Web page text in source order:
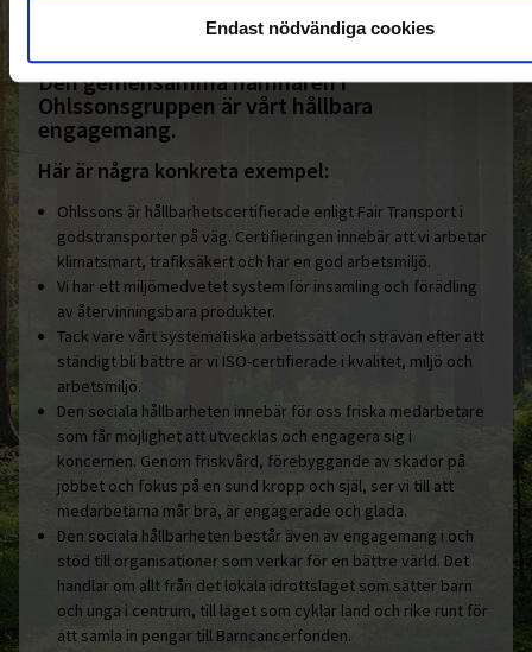
Endast nödvändiga cookies
HELT ENKELT HÅLLBART
Den gemensamma nämnaren i
Ohlssonsgruppen är vårt hållbara
engagemang.
Här är några konkreta exempel:
Ohlssons är hållbarhetscertifierade enligt Fair Transport i
godstransporter på väg. Certifieringen innebär att vi arbetar
klimatsmart, trafiksäkert och har en god arbetsmiljö.
Vi har ett miljömedvetet system för insamling och förädling
av återvinningsbara produkter.
Tack vare vårt systematiska arbetssätt och strävan efter att
ständigt bli bättre är vi ISO-certifierade i kvalitet, miljö och
arbetsmiljö.
Den sociala hållbarheten innebär för oss friska medarbetare
som får möjlighet att utvecklas och engagera sig i
koncernen. Genom friskvård, förebyggande av skador på
jobbet och fokus på en sund kropp och själ, ser vi till att
medarbetarna mår bra, är engagerade och glada.
Den sociala hållbarheten består även av engagemang i och
stöd till organisationer som verkar för en bättre värld. Det
handlar om allt från det lokala idrottslaget som sätter barn
och unga i centrum, till laget som cyklar land och rike runt för
att samla in pengar till Barncancerfonden.